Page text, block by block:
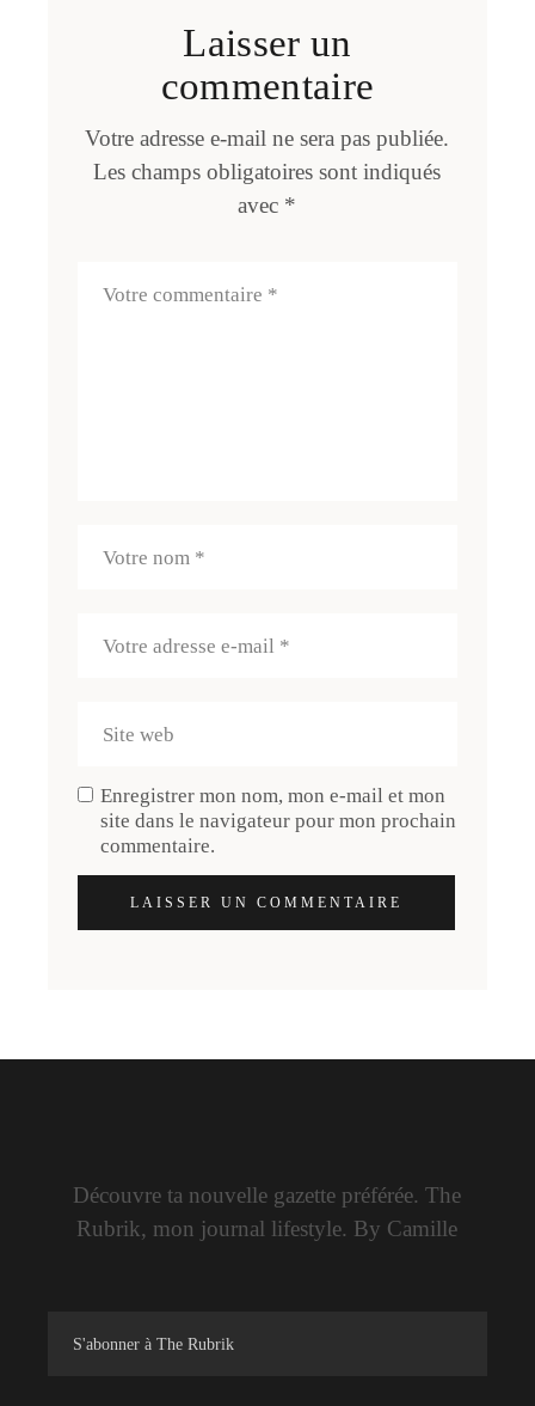
Laisser un
commentaire
Votre adresse e-mail ne sera pas publiée.
Les champs obligatoires sont indiqués
avec *
Enregistrer mon nom, mon e-mail et mon
site dans le navigateur pour mon prochain
commentaire.
LAISSER UN COMMENTAIRE
Découvre ta nouvelle gazette préférée. The
Rubrik, mon journal lifestyle. By Camille